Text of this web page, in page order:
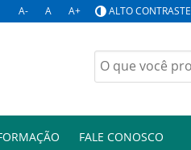
A- A A+ ALTO CONTRASTE
FALE CONOSCO